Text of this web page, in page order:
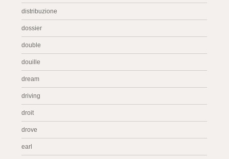
distribuzione
dossier
double
douille
dream
driving
droit
drove
earl